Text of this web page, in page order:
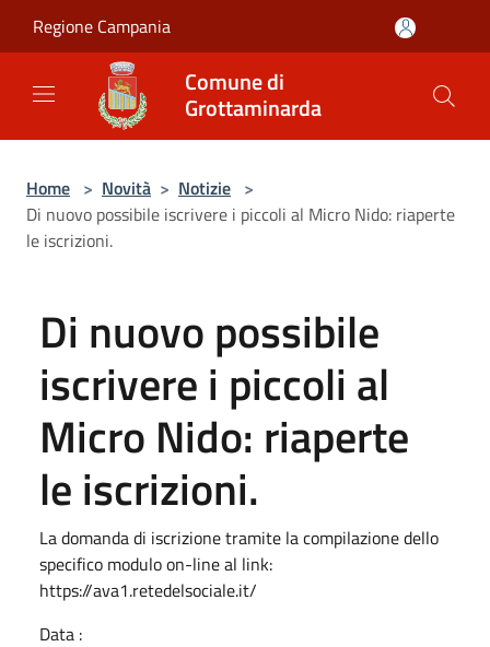
Regione Campania
Comune di
Grottaminarda
Home > Novità > Notizie >
Di nuovo possibile iscrivere i piccoli al Micro Nido: riaperte
le iscrizioni.
Di nuovo possibile
iscrivere i piccoli al
Micro Nido: riaperte
le iscrizioni.
La domanda di iscrizione tramite la compilazione dello
specifico modulo on-line al link:
https://ava1.retedelsociale.it/
Data :